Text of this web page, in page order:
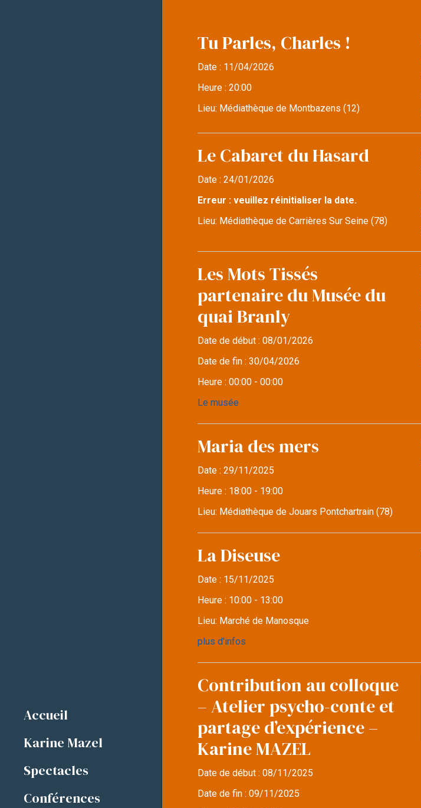
Accueil
Karine Mazel
Spectacles
Conférences
Tu Parles, Charles !
Date : 11/04/2026
Heure :20:00
Lieu: Médiathèque de Montbazens (12)
Le Cabaret du Hasard
Date :24/01/2026
Erreur : veuillez réinitialiser la date.
Lieu: Médiathèque de Carrières Sur Seine (78)
Les Mots Tissés
partenaire du Musée du
quai Branly
Date de début :08/01/2026
Date de fin :30/04/2026
Heure :00:00 - 00:00
Le musée
Maria des mers
Date :29/11/2025
Heure : 18:00 - 19:00
Lieu: Médiathèque de Jouars Pontchartrain (78)
La Diseuse
Date : 15/11/2025
Heure : 10:00 - 13:00
Lieu: Marché de Manosque
plus d'infos
Contribution au colloque
– Atelier psycho-conte et
partage d’expérience –
Karine MAZEL
Date de début :08/11/2025
Date de fin :09/11/2025